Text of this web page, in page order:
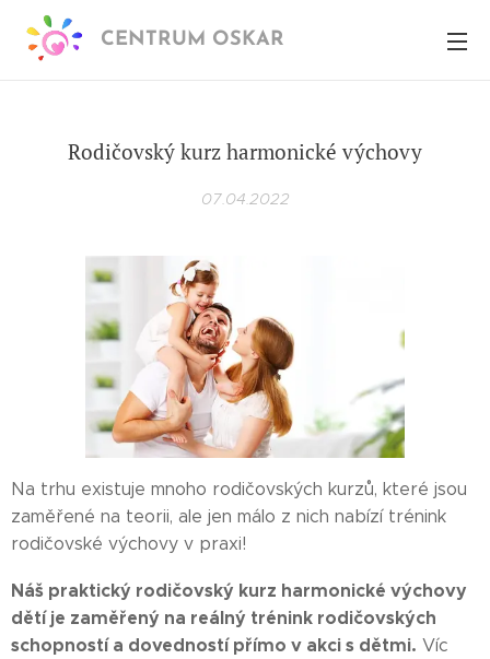
CENTRUM OSKAR
Rodičovský kurz harmonické výchovy
07.04.2022
Na trhu existuje mnoho rodičovských kurzů, které jsou
zaměřené na teorii, ale jen málo z nich nabízí trénink
rodičovské výchovy v praxi!
Náš praktický rodičovský kurz harmonické výchovy
dětí je zaměřený na reálný trénink rodičovských
schopností a dovedností přímo v akci s dětmi. Víc